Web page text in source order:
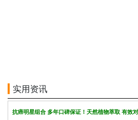
实用资讯
抗癌明星组合 多年口碑保证！天然植物萃取 有效